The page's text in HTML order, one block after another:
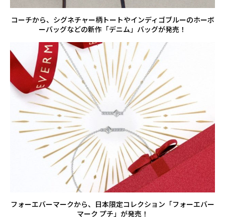
コーチから、シグネチャー柄トートやインディゴブルーのホーボ
ーバッグなどの新作「デニム」バッグが発売！
フォーエバーマークから、日本限定コレクション「フォーエバー
マーク プチ」が発売！